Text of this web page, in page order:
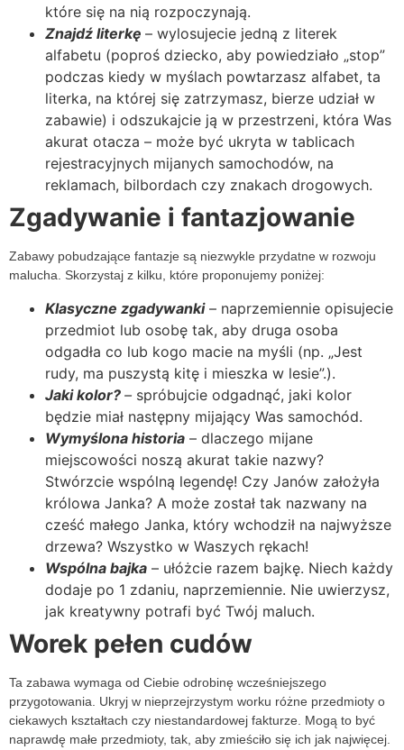
które się na nią rozpoczynają.
Znajdź literkę – wylosujecie jedną z literek
alfabetu (poproś dziecko, aby powiedziało „stop”
podczas kiedy w myślach powtarzasz alfabet, ta
literka, na której się zatrzymasz, bierze udział w
zabawie) i odszukajcie ją w przestrzeni, która Was
akurat otacza – może być ukryta w tablicach
rejestracyjnych mijanych samochodów, na
reklamach, bilbordach czy znakach drogowych.
Zgadywanie i fantazjowanie
Zabawy pobudzające fantazje są niezwykle przydatne w rozwoju
malucha. Skorzystaj z kilku, które proponujemy poniżej:
Klasyczne zgadywanki– naprzemiennie opisujecie
przedmiot lub osobę tak, aby druga osoba
odgadła co lub kogo macie na myśli (np. „Jest
rudy, ma puszystą kitę i mieszka w lesie”.).
Jaki kolor? – spróbujcie odgadnąć, jaki kolor
będzie miał następny mijający Was samochód.
Wymyślona historia – dlaczego mijane
miejscowości noszą akurat takie nazwy?
Stwórzcie wspólną legendę! Czy Janów założyła
królowa Janka? A może został tak nazwany na
cześć małego Janka, który wchodził na najwyższe
drzewa? Wszystko w Waszych rękach!
Wspólna bajka – ułóżcie razem bajkę. Niech każdy
dodaje po 1 zdaniu, naprzemiennie. Nie uwierzysz,
jak kreatywny potrafi być Twój maluch.
Worek pełen cudów
Ta zabawa wymaga od Ciebie odrobinę wcześniejszego
przygotowania. Ukryj w nieprzejrzystym worku różne przedmioty o
ciekawych kształtach czy niestandardowej fakturze. Mogą to być
naprawdę małe przedmioty, tak, aby zmieściło się ich jak najwięcej.